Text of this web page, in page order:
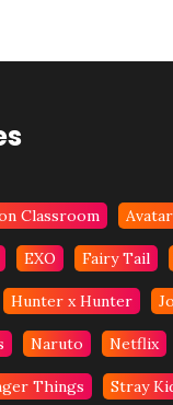
Classroom
EXO Fairy Tail
Hunter x Hunter
Naruto Netflix
Things Stray